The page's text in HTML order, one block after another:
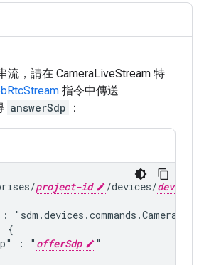
流，請在 CameraLiveStream 特
指令中傳送
answerSdp ：
project-id /devices/device-
"
{
: "
offerSdp
"